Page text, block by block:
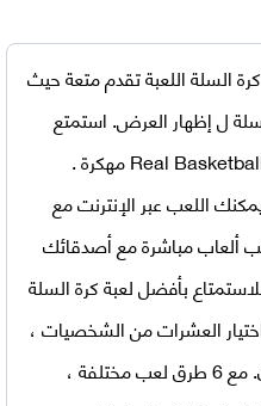
السلة اللعبة تقدم متعة حيث
ل إظهار العرض. استمتع
.
اللعب عبر الإنترنت مع
ألعاب مباشرة مع أصدقائك
بأفضل لعبة كرة السلة
العشرات من الشخصيات ،
وكرة السلة ، والملابس ، والصالون. مع 6 طرق لعب مختلفة ،